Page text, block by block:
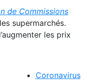
de Commissions
supermarchés.
les prix
Coronavirus